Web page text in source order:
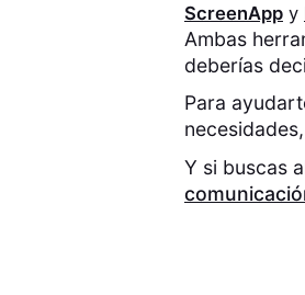
ScreenAppy
Ambas
deberías
Para
Y si buscas